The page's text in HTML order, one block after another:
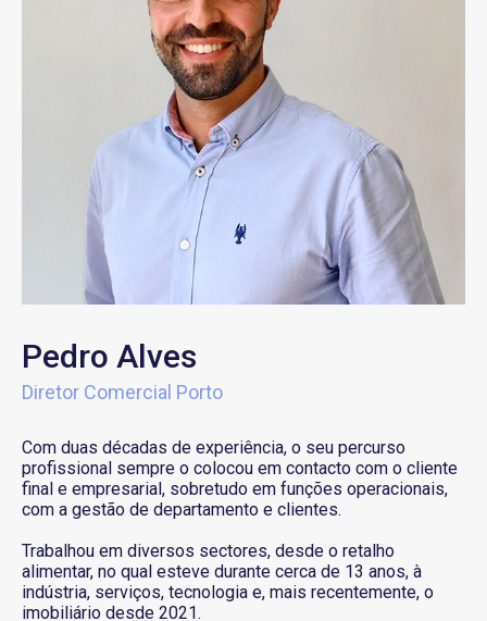
Pedro Alves
Diretor Comercial Porto
Com duas décadas de experiência, o seu percurso
profissional sempre o colocou em contacto com o cliente
final e empresarial, sobretudo em funções operacionais,
com a gestão de departamento e clientes.
Trabalhou em diversos sectores, desde o retalho
alimentar, no qual esteve durante cerca de 13 anos, à
indústria, serviços, tecnologia e, mais recentemente, o
imobiliário desde 2021.